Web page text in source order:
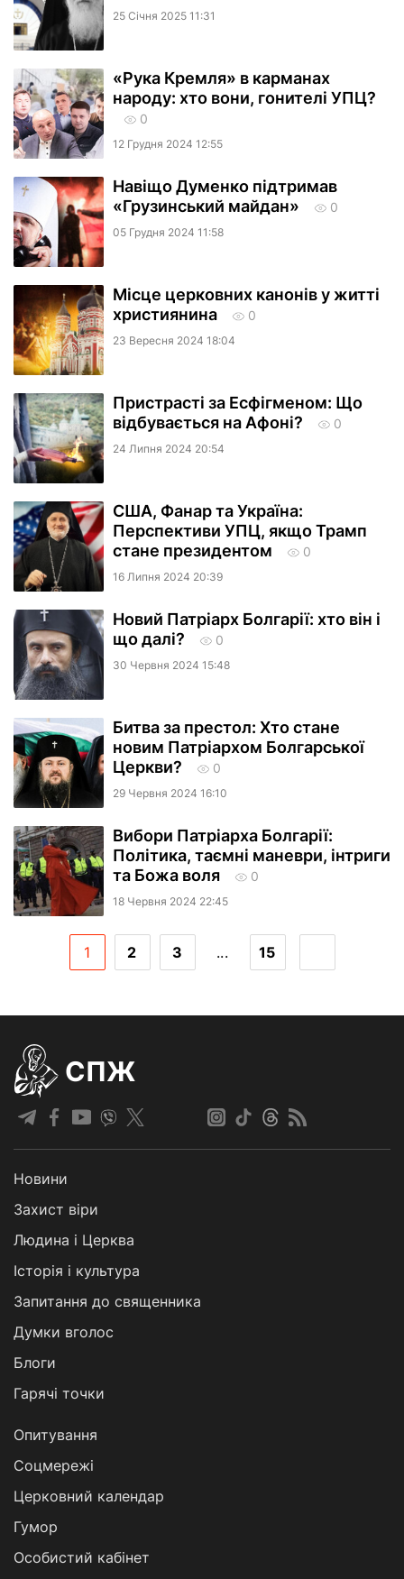
25 Сiчня 2025 11:31
«Рука Кремля» в карманах
народу: хто вони, гонителі УПЦ?
0
12 Грудня 2024 12:55
Навіщо Думенко підтримав
«Грузинський майдан»
0
05 Грудня 2024 11:58
Місце церковних канонів у житті
християнина
0
23 Вересня 2024 18:04
Пристрасті за Есфігменом: Що
відбувається на Афоні?
0
24 Липня 2024 20:54
США, Фанар та Україна:
Перспективи УПЦ, якщо Трамп
стане президентом
0
16 Липня 2024 20:39
Новий Патріарх Болгарії: хто він і
що далі?
0
30 Червня 2024 15:48
Битва за престол: Хто стане
новим Патріархом Болгарської
Церкви?
0
29 Червня 2024 16:10
Вибори Патріарха Болгарії:
Політика, таємні маневри, інтриги
та Божа воля
0
18 Червня 2024 22:45
1 2 3 ... 15
СПЖ
Новини
Захист віри
Людина і Церква
Історія і культура
Запитання до священника
Думки вголос
Блоги
Гарячі точки
Опитування
Соцмережі
Церковний календар
Гумор
Особистий кабінет